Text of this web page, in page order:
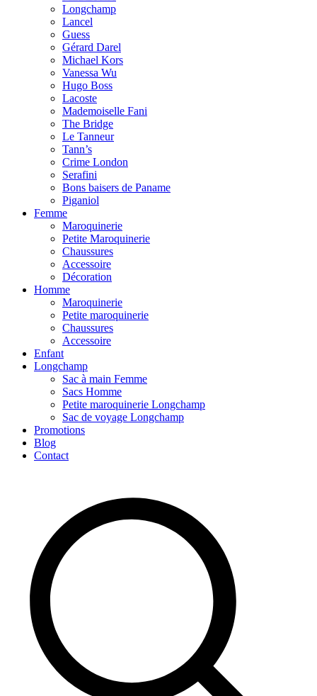
Longchamp
Lancel
Guess
Gérard Darel
Michael Kors
Vanessa Wu
Hugo Boss
Lacoste
Mademoiselle Fani
The Bridge
Le Tanneur
Tann’s
Crime London
Serafini
Bons baisers de Paname
Piganiol
Femme
Maroquinerie
Petite Maroquinerie
Chaussures
Accessoire
Décoration
Homme
Maroquinerie
Petite maroquinerie
Chaussures
Accessoire
Enfant
Longchamp
Sac à main Femme
Sacs Homme
Petite maroquinerie Longchamp
Sac de voyage Longchamp
Promotions
Blog
Contact